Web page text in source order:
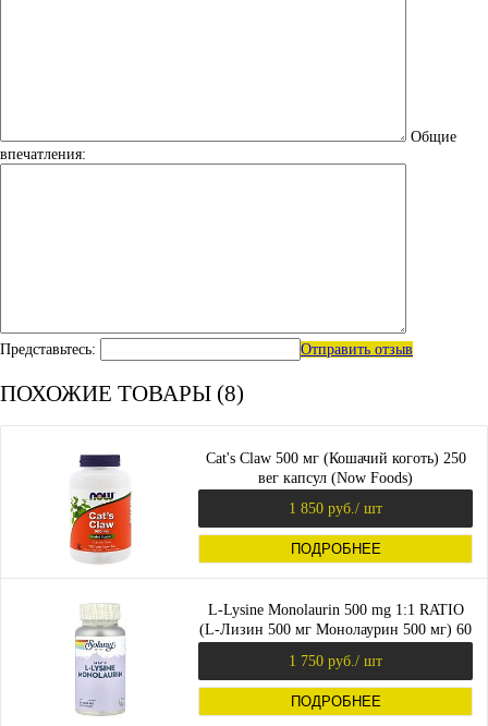
Общие
впечатления:
Представьтесь: Отправить отзыв
ПОХОЖИЕ ТОВАРЫ (8)
Cat's Claw 500 мг (Кошачий коготь) 250
вег капсул (Now Foods)
1 850 руб. / шт
ПОДРОБНЕЕ
L-Lysine Monolaurin 500 mg 1:1 RATIO
(L-Лизин 500 мг Монолаурин 500 мг) 60
1 750 руб. / шт
ПОДРОБНЕЕ